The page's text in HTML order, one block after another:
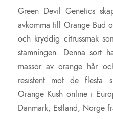
Green Devil Genetics
avkomma till Orange Bud
och kryddig citrussmak
stämningen. Denna sort
massor av orange hår
resistent mot de flesta
Orange Kush online i
Danmark, Estland, Norge